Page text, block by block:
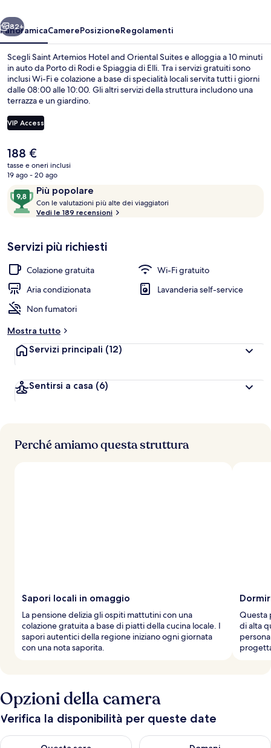
Suites
Avanti
82+
PanoramicaCamerePosizioneRegolamenti
Scegli Saint Artemios Hotel and Oriental Suites e alloggia a 10 minuti
in auto da Porto di Rodi e Spiaggia di Elli. Tra i servizi gratuiti sono
inclusi Wi-Fi e colazione a base di specialità locali servita tutti i giorni
dalle 08:00 alle 10:00. Gli altri servizi della struttura includono una
terrazza e un giardino.
VIP Access
Il
prezzo
attuale
188 €
188 €
tasse e oneri inclusi
19 ago - 20 ago
RecensioniPiù popolare
9,8
su
10,
popolare
Con le valutazioni più alte dei viaggiatori
a
z
a
a
t
o
Vedi le 189 recensioni
Servizi più richiesti
Colazione gratuita
Wi-Fi gratuito
Aria condizionata
Lavanderia self-service
Non fumatori
Mostra tutto
Servizi principali (12)
Sentirsi a casa (6)
Perché amiamo questa struttura
Sapori locali in omaggio
La pensione delizia gli ospiti mattutini con una
colazione gratuita a base di piatti della cucina locale. I
sapori autentici della regione iniziano ogni giornata
con una nota saporita.
Questa
di alta
Opzioni della camera
Verifica la disponibilità per queste date
Verifica la disponibilità per questa sera, ago 7 - ago 8
Verifica la disponibilità per